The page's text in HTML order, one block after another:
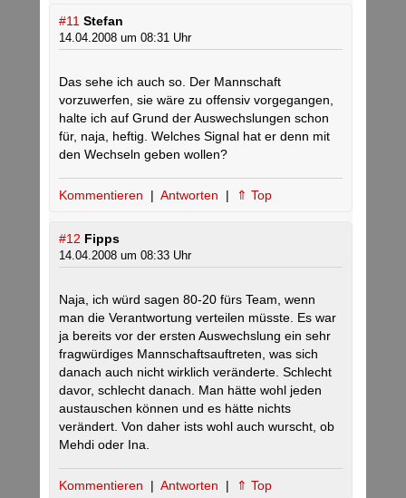
#11 Stefan
14.04.2008 um 08:31 Uhr
Das sehe ich auch so. Der Mannschaft
vorzuwerfen, sie wäre zu offensiv vorgegangen,
halte ich auf Grund der Auswechslungen schon
für, naja, heftig. Welches Signal hat er denn mit
den Wechseln geben wollen?
Kommentieren | Antworten | ⇑ Top
#12 Fipps
14.04.2008 um 08:33 Uhr
Naja, ich würd sagen 80-20 fürs Team, wenn
man die Verantwortung verteilen müsste. Es war
ja bereits vor der ersten Auswechslung ein sehr
fragwürdiges Mannschaftsauftreten, was sich
danach auch nicht wirklich veränderte. Schlecht
davor, schlecht danach. Man hätte wohl jeden
austauschen können und es hätte nichts
verändert. Von daher ists wohl auch wurscht, ob
Mehdi oder Ina.
Kommentieren | Antworten | ⇑ Top